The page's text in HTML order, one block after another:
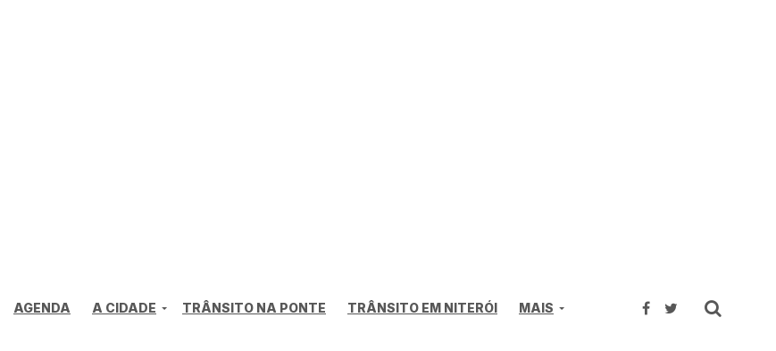
AGENDA A CIDADE TRÂNSITO NA PONTE TRÂNSITO EM NITERÓI MAIS